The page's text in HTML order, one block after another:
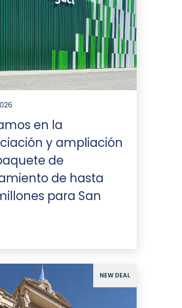
en la
y ampliación
de
de hasta
para San
NEW DEAL